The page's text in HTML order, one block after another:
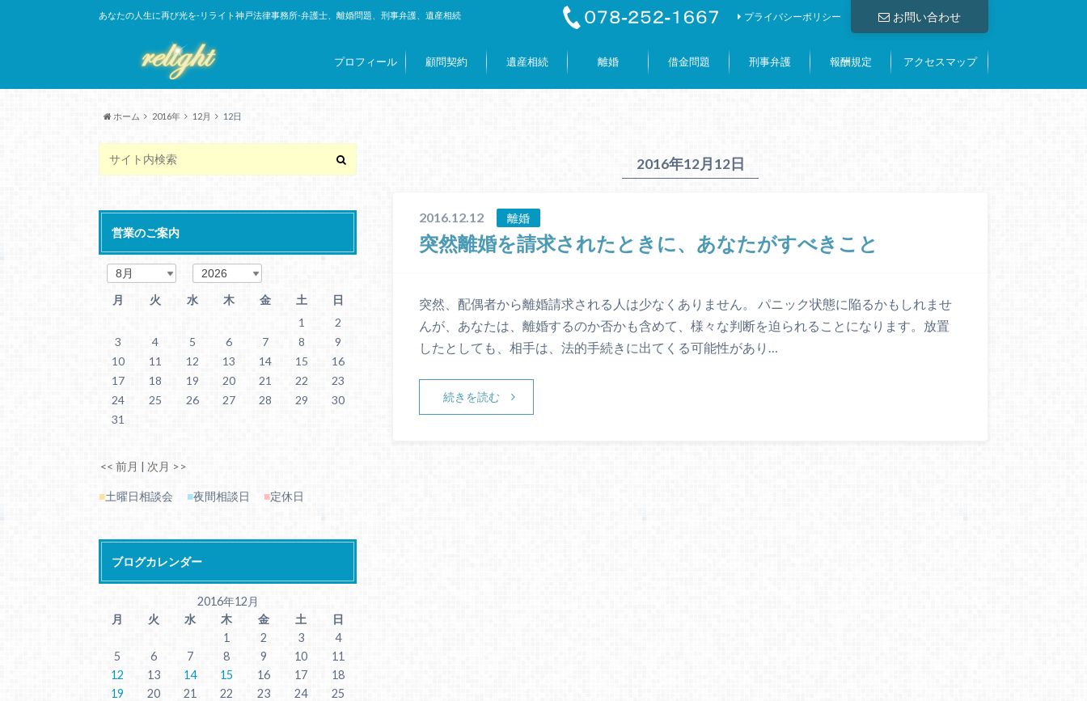
あなたの人生に再び光を-リライト神戸法律事務所-弁護士、離婚問題、刑事弁護、遺産相続 お問い合わせ
プライバシーポリシー
プロフィール 顧問契約 遺産相続 離婚 借金問題 刑事弁護 報酬規定 アクセスマップ
ホーム 2016年 12月 12日
2016年12月12日
2016.12.12 離婚
突然離婚を請求されたときに、あなたがすべきこと
突然、配偶者から離婚請求される人は少なくありません。 パニック状態に陥るかもしれませ
んが、あなたは、離婚するのか否かも含めて、様々な判断を迫られることになります。放置
したとしても、相手は、法的手続きに出てくる可能性があり…
続きを読む
営業のご案内
月 火 水 木 金 土 日
<< 前月 | 次月 >>
1
2
3
4 5 6 7 8
9
10
11 12 13 14 15
16
17
18 19 20 21 22
23
24
25 26 27 28 29
30
31
■土曜日相談会 ■夜間相談日 ■定休日
ブログカレンダー
2016年12月
月
火 水 木 金 土 日
1 2 3
4
5
6 7 8 9 10
11
12
13 14 15 16 17
18
19
20 21 22 23 24
25